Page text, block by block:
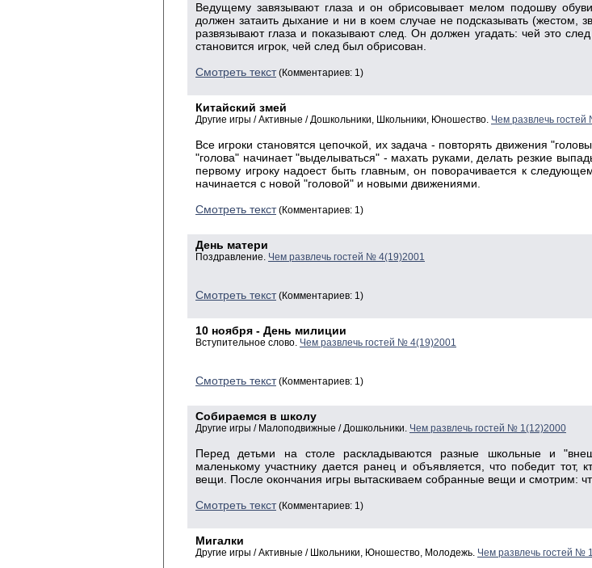
Ведущему завязывают глаза и он обрисовывает мелом подошву
должен затаить дыхание и ни в коем случае не подсказывать (жестом,
развязывают глаза и показывают след. Он должен угадать: чей это
становится игрок, чей след был обрисован.
Смотреть текст(Комментариев: 1)
Китайский змей
Другие игры / Активные / Дошкольники, Школьники, Юношество. Чем развлечь
Все игроки становятся цепочкой, их задача - повторять движения
"голова" начинает "выделываться" - махать руками, делать резкие
первому игроку надоест быть главным, он поворачивается к
начинается с новой "головой" и новыми движениями.
Смотреть текст(Комментариев: 1)
День матери
Поздравление. Чем развлечь гостей № 4(19)2001
Смотреть текст(Комментариев: 1)
10 ноября - День милиции
Вступительное слово. Чем развлечь гостей № 4(19)2001
Смотреть текст(Комментариев: 1)
Собираемся в школу
Другие игры / Малоподвижные / Дошкольники. Чем развлечь гостей № 1(12)2000
Перед детьми на столе раскладываются разные школьные и
маленькому участнику дается ранец и объявляется, что победит
вещи. После окончания игры вытаскиваем собранные вещи и смотрим:
Смотреть текст(Комментариев: 1)
Мигалки
Другие игры / Активные / Школьники, Юношество, Молодежь. Чем развлечь гостей №